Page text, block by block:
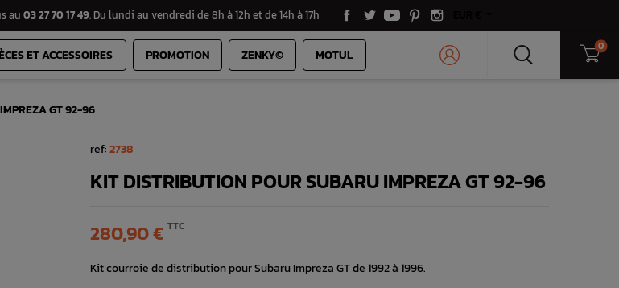
au 03 27 70 17 49. Du lundi au vendredi de 8h à 12h et de 14h à 17h
ET ACCESSOIRES PROMOTION ZENKY© MOTUL 0
GT 92-96
ref:2738
KIT DISTRIBUTION POUR SUBARU IMPREZA GT 92-96
280,90 € TTC
Kit courroie de distribution pour Subaru Impreza GT de 1992 à 1996.